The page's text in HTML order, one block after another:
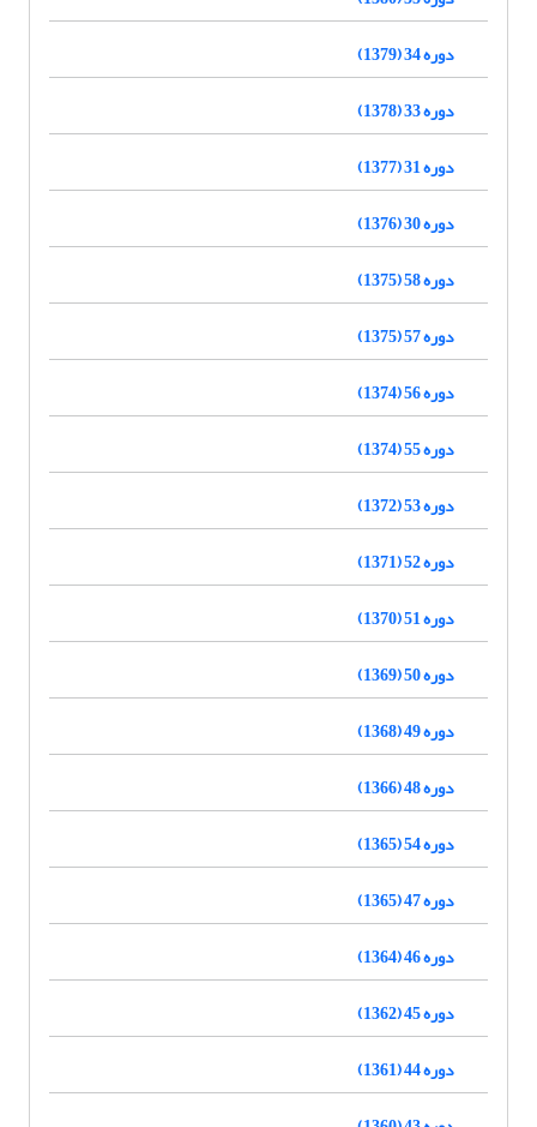
دوره 34 (1379)
دوره 33 (1378)
دوره 31 (1377)
دوره 30 (1376)
دوره 58 (1375)
دوره 57 (1375)
دوره 56 (1374)
دوره 55 (1374)
دوره 53 (1372)
دوره 52 (1371)
دوره 51 (1370)
دوره 50 (1369)
دوره 49 (1368)
دوره 48 (1366)
دوره 54 (1365)
دوره 47 (1365)
دوره 46 (1364)
دوره 45 (1362)
دوره 44 (1361)